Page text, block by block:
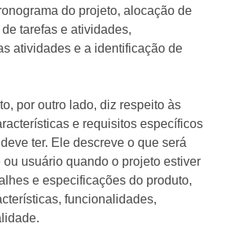
do projeto, alocação de
tarefas e atividades,
atividades e a identificação de
por outro lado, diz respeito às
e requisitos específicos
ter. Ele descreve o que será
usuário quando o projeto estiver
e especificações do produto,
funcionalidades,